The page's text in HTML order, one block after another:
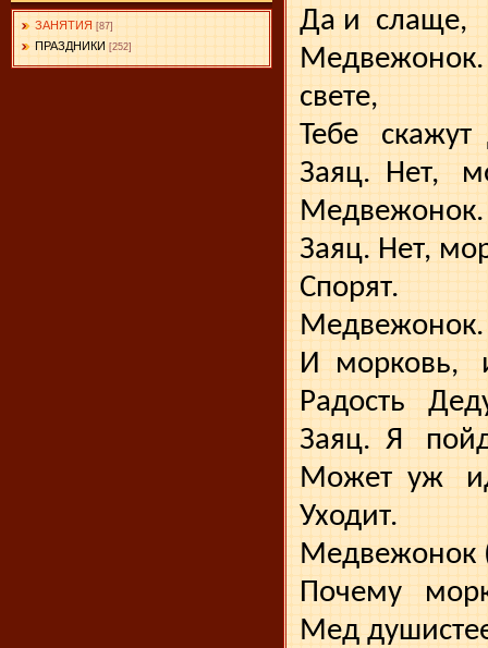
ЗАНЯТИЯ [87]
ПРАЗДНИКИ [252]
Да и слаще,
Медвежонок.
свете,
Тебе
скажут
Заяц.
Нет,
Заяц. Нет,
Спорят.
Медвежонок.
И
морковь,
Радость
Заяц. Я
Может уж
Уходит.
Медвежонок
Почему
Мед